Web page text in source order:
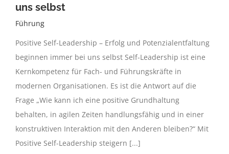
uns selbst
Führung
Positive Self-Leadership – Erfolg und Potenzialentfaltung
beginnen immer bei uns selbst Self-Leadership ist eine
Kernkompetenz für Fach- und Führungskräfte in
modernen Organisationen. Es ist die Antwort auf die
Frage „Wie kann ich eine positive Grundhaltung
behalten, in agilen Zeiten handlungsfähig und in einer
konstruktiven Interaktion mit den Anderen bleiben?“ Mit
Positive Self-Leadership steigern [...]